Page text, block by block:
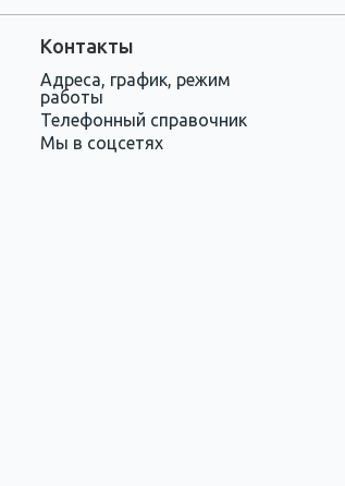
Контакты
Адреса, график, режим
работы
Телефонный справочник
Мы в соцсетях